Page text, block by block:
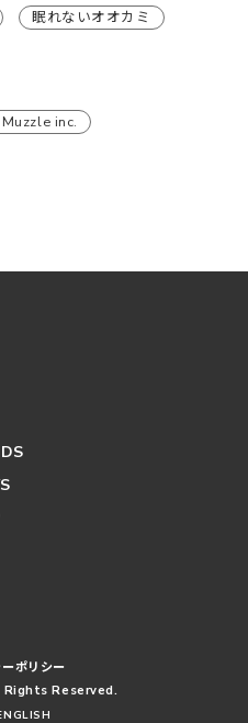
眠れないオオカミ
inc.
ポリシー
Reserved.